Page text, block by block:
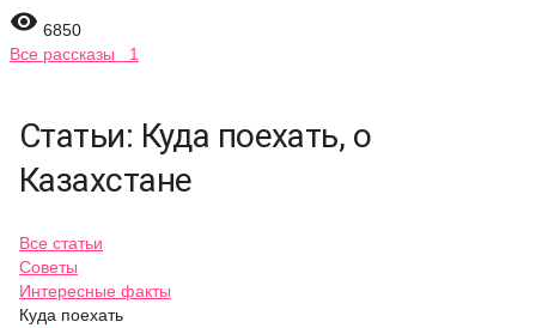
 6850
Все рассказы 1
Статьи: Куда поехать, о
Казахстане
Все статьи
Советы
Интересные факты
Куда поехать